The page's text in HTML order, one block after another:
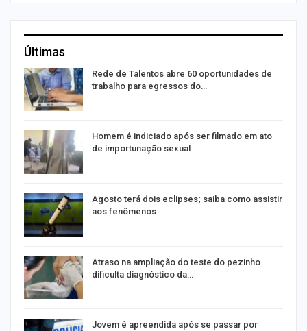
Últimas
Rede de Talentos abre 60 oportunidades de
trabalho para egressos do…
Homem é indiciado após ser filmado em ato
de importunação sexual
Agosto terá dois eclipses; saiba como assistir
aos fenômenos
Atraso na ampliação do teste do pezinho
dificulta diagnóstico da…
Jovem é apreendida após se passar por